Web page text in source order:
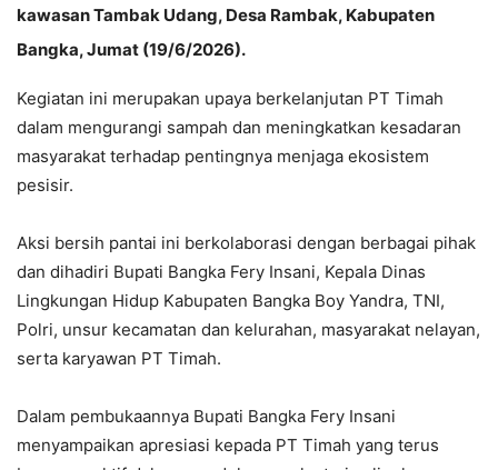
kawasan Tambak Udang, Desa Rambak, Kabupaten
Bangka, Jumat (19/6/2026).
Kegiatan ini merupakan upaya berkelanjutan PT Timah
dalam mengurangi sampah dan meningkatkan kesadaran
masyarakat terhadap pentingnya menjaga ekosistem
pesisir.
Aksi bersih pantai ini berkolaborasi dengan berbagai pihak
dan dihadiri Bupati Bangka Fery Insani, Kepala Dinas
Lingkungan Hidup Kabupaten Bangka Boy Yandra, TNI,
Polri, unsur kecamatan dan kelurahan, masyarakat nelayan,
serta karyawan PT Timah.
Dalam pembukaannya Bupati Bangka Fery Insani
menyampaikan apresiasi kepada PT Timah yang terus